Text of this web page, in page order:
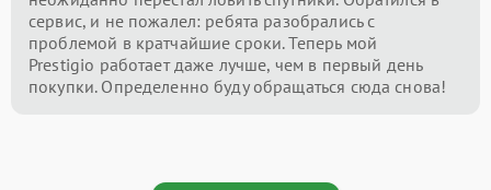
сервис, и не пожалел: ребята разобрались с
проблемой в кратчайшие сроки. Теперь мой
Prestigio работает даже лучше, чем в первый день
покупки. Определенно буду обращаться сюда снова!